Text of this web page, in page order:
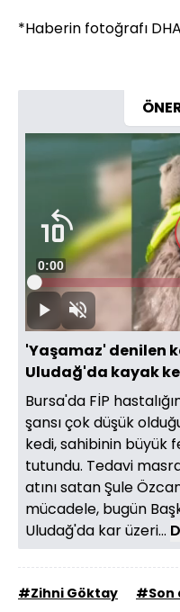
*Haberin fotoğrafı
DuraklatSesi
Aç
Süre
0:00
Yüklendi:
1.95%
'Yaşamaz' denilen
Uludağ'da kayak
Bursa'da FİP
şansı çok düşük
kedi, sahibinin büyük
tutundu. Tedavi
atını satan Şule
mücadele, bugün
Uludağ'da kar üzeri...
#Zihni Göktay #Son